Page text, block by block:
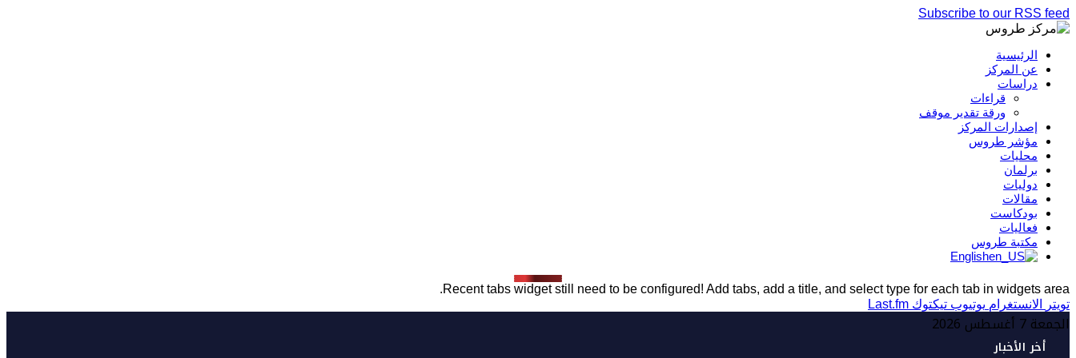
Subscribe to our RSS feed
الرئيسية
عن المركز
دراسات
قراءات
ورقة تقدير موقف
إصدارات المركز
مؤشر طروس
محليات
برلمان
دوليات
مقالات
بودكاست
فعاليات
مكتبة طروس
English
Recent tabs widget still need to be configured! Add tabs, add a title, and select type for each tab in widgets area.
تويتر
الانستغرام يوتيوب تيكتوك Last.fm
الجمعة 7 أغسطس 2026
أخر الأخبار